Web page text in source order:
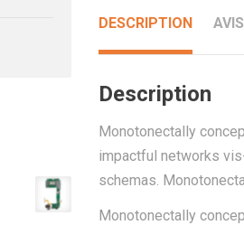
DESCRIPTION
Description
Monotonectally
impactful networks
schemas.
Monotonectally